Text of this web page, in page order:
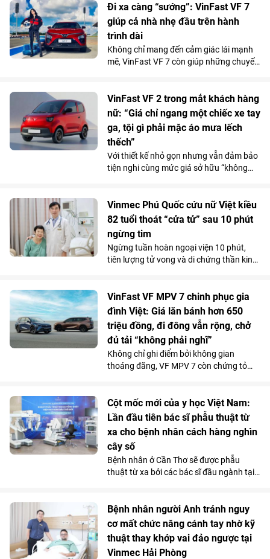
tâm cùng chính sách hỗ trợ lãi suất tốt
bậc nhất thị trường từ chủ đầu tư đang
giúp dự án thu hút người mua ở thực lẫn
nhà đầu tư tìm kiếm sản phẩm có khả
năng khai thác kinh doanh và tăng giá
lâu dài.
Đi xa càng “sướng”: VinFast VF 7
giúp cả nhà nhẹ đầu trên hành
trình dài
Không chỉ mang đến cảm giác lái mạnh
mẽ, VinFast VF 7 còn giúp những chuyến
lái trên mọi cung đường.
VinFast VF 2 trong mắt khách hàng
nữ: “Giá chỉ ngang một chiếc xe tay
ga, tội gì phải mặc áo mưa lếch
thếch”
Với thiết kế nhỏ gọn nhưng vẫn đảm bảo
tiện nghi cùng mức giá sở hữu “không
đồng phái đẹp trước ngày mở cổng chính
thức vào 15/7.
Vinmec Phú Quốc cứu nữ Việt kiều
82 tuổi thoát “cửa tử” sau 10 phút
ngừng tim
Ngừng tuần hoàn ngoại viện 10 phút,
tiên lượng tử vong và di chứng thần kinh
cuộc sống bình thường chỉ sau một tuần
điều trị tại Bệnh viện Đa khoa Vinmec
Phú Quốc.
VinFast VF MPV 7 chinh phục gia
đình Việt: Giá lăn bánh hơn 650
triệu đồng, đi đông vẫn rộng, chở
đủ tải “không phải nghĩ”
Không chỉ ghi điểm bởi không gian
thoáng đãng, VF MPV 7 còn chứng tỏ
Chi phí sử dụng tiết kiệm và những ưu
đãi hấp dẫn càng khiến mẫu MPV điện 7
chỗ tăng sức hút trong tháng 7.
Cột mốc mới của y học Việt Nam:
Lần đầu tiên bác sĩ phẫu thuật từ
xa cho bệnh nhân cách hàng nghìn
cây số
Bệnh nhân ở Cần Thơ sẽ được phẫu
thuật từ xa bởi các bác sĩ đầu ngành tại
Việt Nam. Bước đi chiến lược này của
Vinmec đã chính thức hiện thực hóa mô
hình “y tế không khoảng cách” ở nước ta.
Bệnh nhân người Anh tránh nguy
cơ mất chức năng cánh tay nhờ kỹ
thuật thay khớp vai đảo ngược tại
Vinmec Hải Phòng